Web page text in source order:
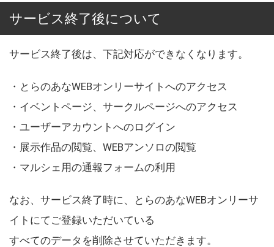
サービス終了後について
サービス終了後は、下記対応ができなくなります。
・とらのあなWEBオンリーサイトへのアクセス
・イベントページ、サークルページへのアクセス
・ユーザーアカウントへのログイン
・展示作品の閲覧、WEBアンソロの閲覧
・マルシェ用の通報フォームの利用
なお、サービス終了時に、とらのあなWEBオンリーサ
イトにてご登録いただいている
すべてのデータを削除させていただきます。